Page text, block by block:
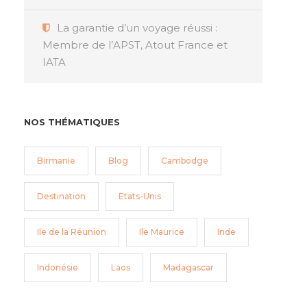
La garantie d’un voyage réussi :
Membre de l’APST, Atout France et
IATA
NOS THÉMATIQUES
Birmanie Blog Cambodge
Destination Etats-Unis
Ile de la Réunion Ile Maurice Inde
Indonésie Laos Madagascar